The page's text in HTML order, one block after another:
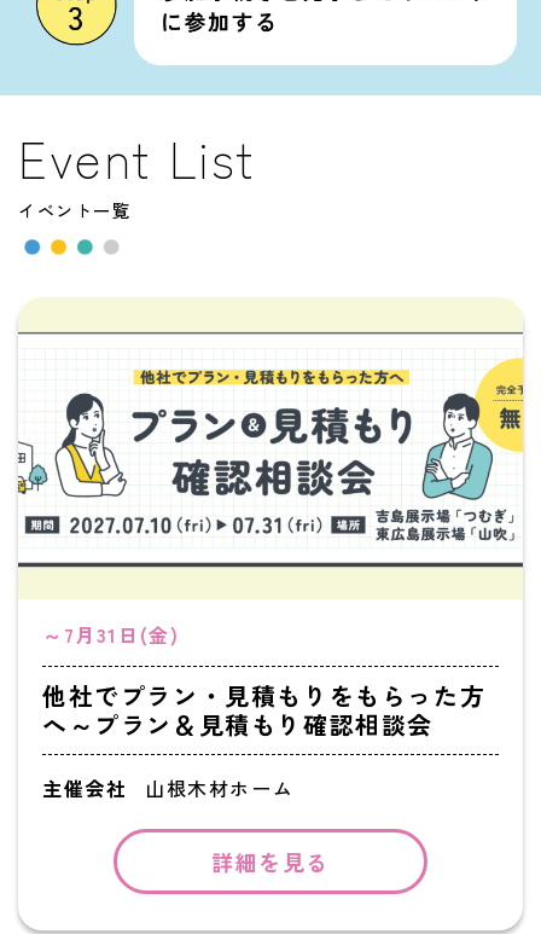
Event List
イベント一覧
～7月31日(金)
他社でプラン・見積もりをもらった方
へ～プラン＆見積もり確認相談会
主催会社 山根木材ホーム
詳細を見る